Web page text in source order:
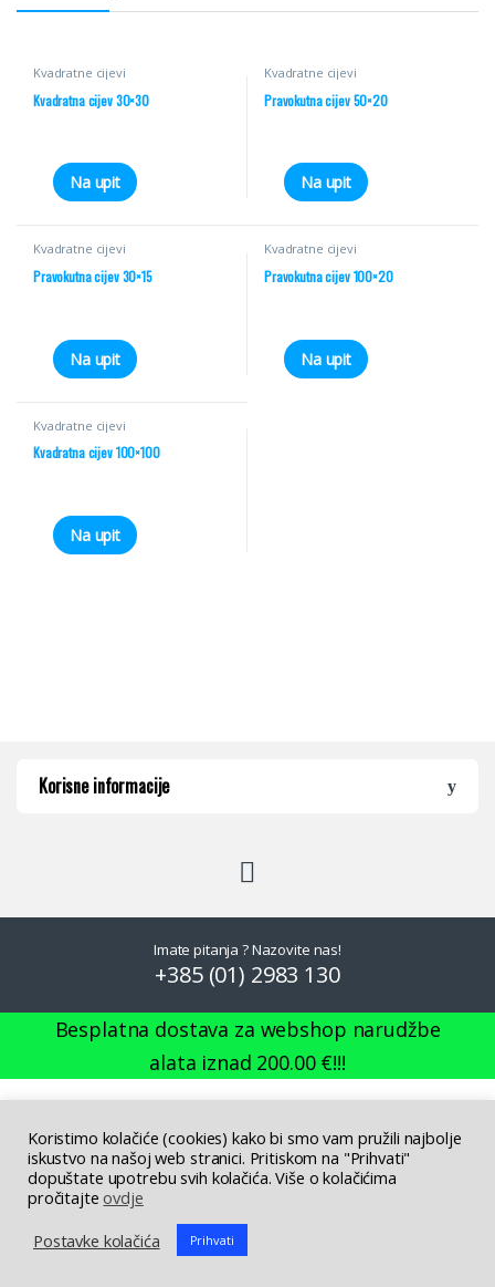
Kvadratne cijevi
Kvadratna cijev 30×30
Na upit
Kvadratne cijevi
Pravokutna cijev 50×20
Na upit
Kvadratne cijevi
Pravokutna cijev 30×15
Na upit
Kvadratne cijevi
Pravokutna cijev 100×20
Na upit
Kvadratne cijevi
Kvadratna cijev 100×100
Na upit
Korisne informacije
Imate pitanja ? Nazovite nas!
+385 (01) 2983 130
Koristimo kolačiće (cookies) kako bi smo vam pružili najbolje
iskustvo na našoj web stranici. Pritiskom na "Prihvati"
dopuštate upotrebu svih kolačića. Više o kolačićima
pročitajteovdje
Postavke kolačića
Prihvati
Besplatna dostava za webshop narudžbe
alata iznad 200.00 €!!!